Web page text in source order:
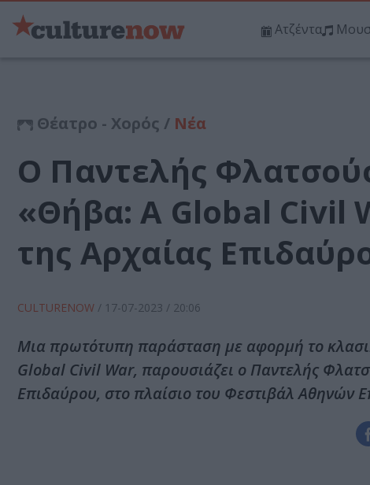
Ατζέντα
Θέατρο - Χορός / Νέα
Ο Παντελής
«Θήβα: A Global Civil
της Αρχαίας
CULTURENOW / 17-07-2023 / 20:06
Μια πρωτότυπη παράσταση με αφορμή το
Global Civil War, παρουσιάζει ο Παντελής
Επιδαύρου, στο πλαίσιο του Φεστιβάλ Αθηνών